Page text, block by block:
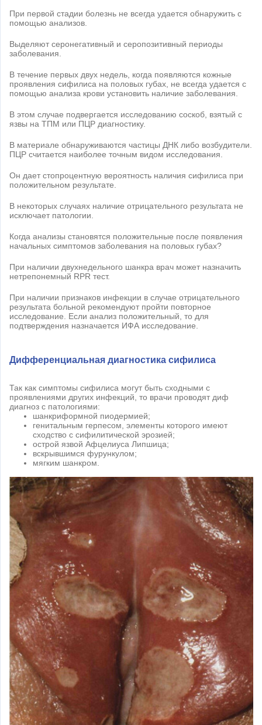
При первой стадии болезнь не всегда удается обнаружить с
помощью анализов.
Выделяют серонегативный и серопозитивный периоды
заболевания.
В течение первых двух недель, когда появляются кожные
проявления сифилиса на половых губах, не всегда удается с
помощью анализа крови установить наличие заболевания.
В этом случае подвергается исследованию соскоб, взятый с
язвы на ТПМ или ПЦР диагностику.
В материале обнаруживаются частицы ДНК либо возбудители.
ПЦР считается наиболее точным видом исследования.
Он дает стопроцентную вероятность наличия сифилиса при
положительном результате.
В некоторых случаях наличие отрицательного результата не
исключает патологии.
Когда анализы становятся положительные после появления
начальных симптомов заболевания на половых губах?
При наличии двухнедельного шанкра врач может назначить
нетрепонемный RPR тест.
При наличии признаков инфекции в случае отрицательного
результата больной рекомендуют пройти повторное
исследование. Если анализ положительный, то для
подтверждения назначается ИФА исследование.
Дифференциальная диагностика сифилиса
Так как симптомы сифилиса могут быть сходными с
проявлениями других инфекций, то врачи проводят диф
диагноз с патологиями:
шанкриформной пиодермией;
генитальным герпесом, элементы которого имеют
сходство с сифилитической эрозией;
острой язвой Афцелиуса Липшица;
вскрывшимся фурункулом;
мягким шанкром.